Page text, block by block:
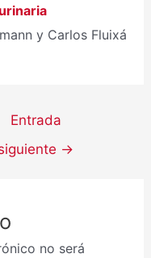
y Carlos Fluixá
Entrada
→
no será